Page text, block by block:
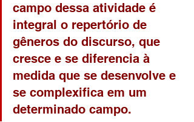
campo dessa atividade é
integral o repertório de
gêneros do discurso, que
cresce e se diferencia à
medida que se desenvolve e
se complexifica em um
determinado campo.